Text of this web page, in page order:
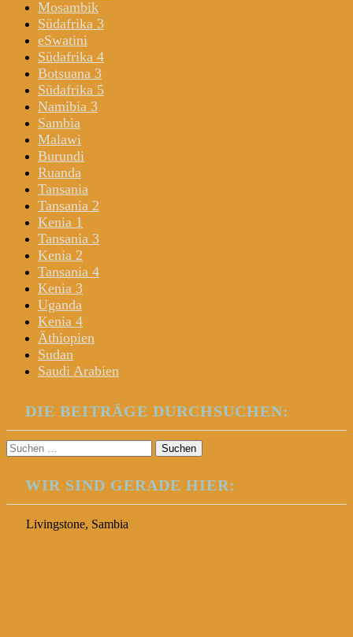
Mosambik
Südafrika 3
eSwatini
Südafrika 4
Botsuana 3
Südafrika 5
Namibia 3
Sambia
Malawi
Burundi
Ruanda
Tansania
Tansania 2
Kenia 1
Tansania 3
Kenia 2
Tansania 4
Kenia 3
Uganda
Kenia 4
Äthiopien
Sudan
Saudi Arabien
DIE BEITRÄGE DURCHSUCHEN:
Suchen
nach:
WIR SIND GERADE HIER:
Livingstone, Sambia